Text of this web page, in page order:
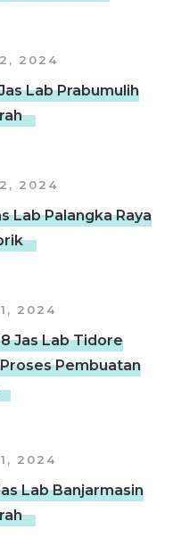
2024
Lab Prabumulih
2024
Lab Palangka Raya
2024
Jas Lab Tidore
Pembuatan
2024
Lab Banjarmasin